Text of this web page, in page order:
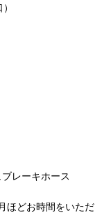
レーキホース
ほどお時間をいただ